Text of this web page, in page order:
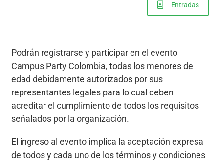
Entradas
Podrán registrarse y participar en el evento
Campus Party Colombia, todas los menores de
edad debidamente autorizados por sus
representantes legales para lo cual deben
acreditar el cumplimiento de todos los requisitos
señalados por la organización.
El ingreso al evento implica la aceptación expresa
de todos y cada uno de los términos y condiciones